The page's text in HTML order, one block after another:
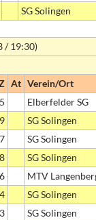
SG Solingen
/ 19:30)
At Verein/Ort
Elberfelder SG
SG Solingen
SG Solingen
SG Solingen
MTV
SG Solingen
SG Solingen